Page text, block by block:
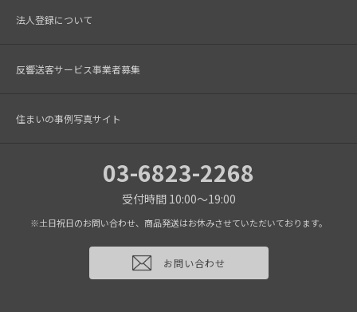
法人登録について
反響送客サービス事業者募集
住まいの事例写真サイト
03-6823-2268
受付時間 10:00～19:00
※土日祝日のお問い合わせ、商品発送はお休みさせていただいております。
お問い合わせ